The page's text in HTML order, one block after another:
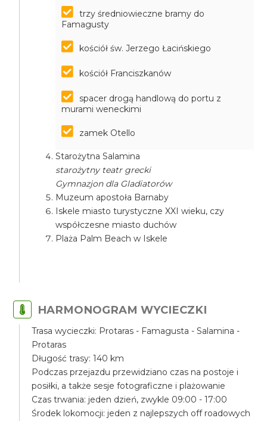
trzy średniowieczne bramy do
Famagusty
kościół św. Jerzego Łacińskiego
kościół Franciszkanów
spacer drogą handlową do portu z
murami weneckimi
zamek Otello
Starożytna Salamina
starożytny teatr grecki
Gymnazjon dla Gladiatorów
Muzeum apostoła Barnaby
Iskele miasto turystyczne XXI wieku, czy
współczesne miasto duchów
Plaża Palm Beach w Iskele
HARMONOGRAM WYCIECZKI
Trasa wycieczki: Protaras - Famagusta - Salamina -
Protaras
Długość trasy: 140 km
Podczas przejazdu przewidziano czas na postoje i
posiłki, a także sesje fotograficzne i plażowanie
Czas trwania: jeden dzień, zwykle 09:00 - 17:00
Środek lokomocji: jeden z najlepszych off roadowych